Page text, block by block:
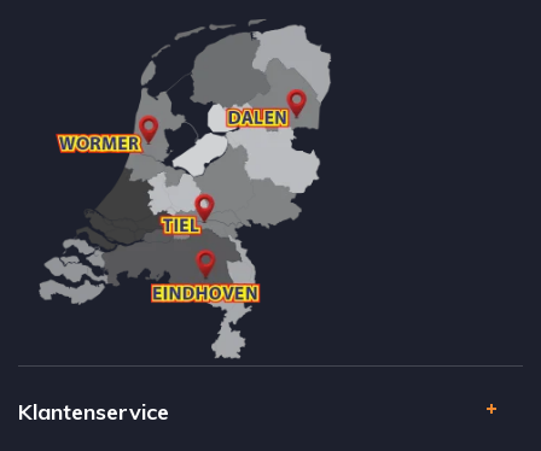
Klantenservice